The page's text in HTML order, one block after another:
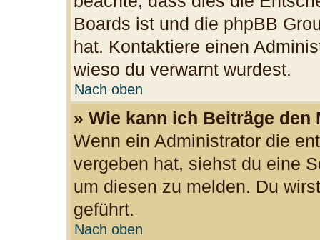
Boards ist und die phpBB
hat. Kontaktiere einen
wieso du verwarnt wurdest.
Nach oben
» Wie kann ich Beiträge den
Wenn ein Administrator die
vergeben hat, siehst du eine
um diesen zu melden. Du
geführt.
Nach oben